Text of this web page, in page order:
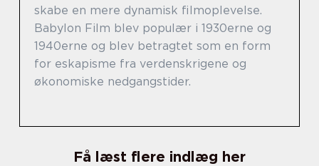
skabe en mere dynamisk filmoplevelse.
Babylon Film blev populær i 1930erne og
1940erne og blev betragtet som en form
for eskapisme fra verdenskrigene og
økonomiske nedgangstider.
Få læst flere indlæg her